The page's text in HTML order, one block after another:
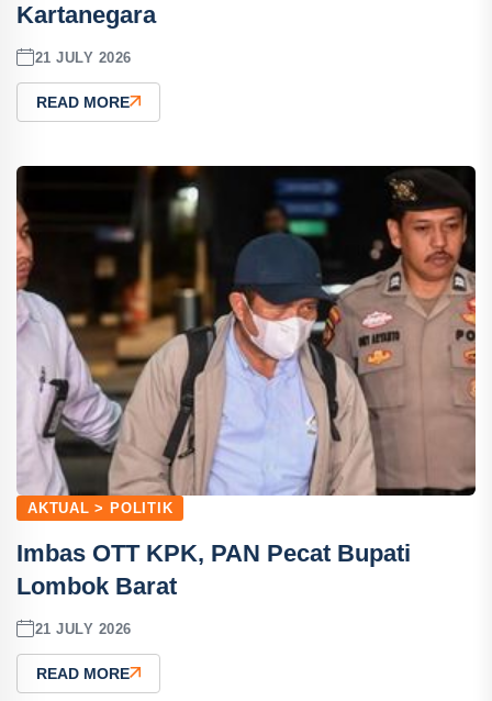
Kartanegara
21 JULY 2026
READ MORE
AKTUAL > POLITIK
Imbas OTT KPK, PAN Pecat Bupati
Lombok Barat
21 JULY 2026
READ MORE